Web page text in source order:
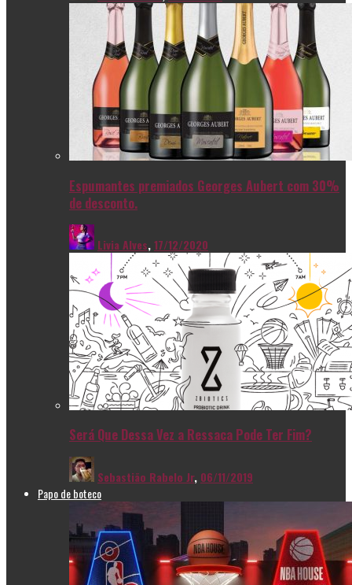
Espumantes premiados Georges Aubert com 30%
de desconto.
Livia Alves,17/12/2020
Será Que Dessa Vez a Ressaca Pode Ter Fim?
Sebastião Rabelo Jr, 06/11/2019
Papo de boteco